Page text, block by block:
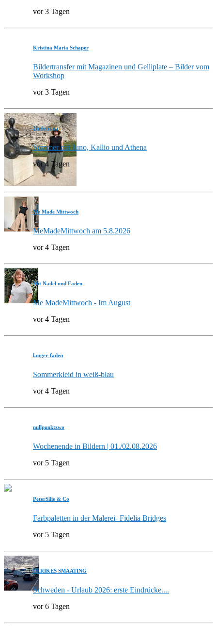
vor 3 Tagen
Kristina Maria Schaper
Bildertransfer mit Magazinen und Gelliplate – Bilder vom
Workshop
vor 3 Tagen
3hefecit.eu
Sommer mit Juno, Kallio und Athena
vor 4 Tagen
Me Made Mittwoch
MeMadeMittwoch am 5.8.2026
vor 4 Tagen
Mit Nadel und Faden
Me MadeMittwoch - Im August
vor 4 Tagen
langer-faden
Sommerkleid in weiß-blau
vor 4 Tagen
nullpunktzwo
Wochenende in Bildern | 01./02.08.2026
vor 5 Tagen
PeterSilie & Co
Farbpaletten in der Malerei- Fidelia Bridges
vor 5 Tagen
ULRIKES SMAATING
Schweden - Urlaub 2026: erste Eindrücke....
vor 6 Tagen